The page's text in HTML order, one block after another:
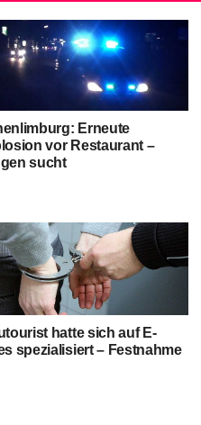
Erneute
vor Restaurant –
sucht
hatte sich auf E-
spezialisiert – Festnahme